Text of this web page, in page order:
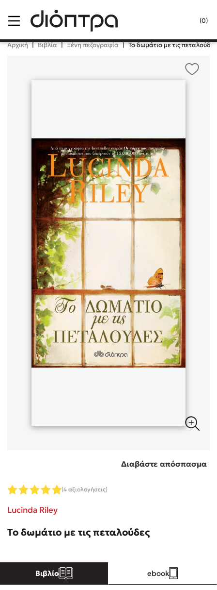
(0)
Κλείσιμο
Δημοφιλή Βιβλία
Χάρης Πολίτης
Καθρέφτης
Sebastian Fitzek
Playlist
Στέφανος Ξενάκης
Κώστας Κρομμύδας
Ένας γίγαντας στο σχολείο
Αρχική | Βιβλία | Ξένη πεζογραφία | Το δωμάτιο με τις πεταλούδες
Διαβάστε απόσπασμα
(4 αξιολογήσεις)
Lucinda Riley
Το δωμάτιο με τις πεταλούδες
Βιβλίο ebook